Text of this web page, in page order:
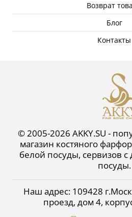
Возврат
Блог
Контакты
© 2005-2026 AKKY.SU -
магазин костяного
белой посуды, сервизов с
посуды.
Наш адрес: 109428 г.
проезд, дом 4,